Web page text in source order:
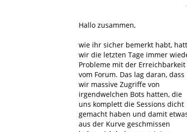
Hallo zusammen,
wie ihr sicher bemerkt habt,
wir die letzten Tage immer
Probleme mit der Erreichbarkeit
vom Forum. Das lag daran, dass
wir massive Zugriffe von
irgendwelchen Bots hatten, die
uns komplett die Sessions dicht
gemacht haben und damit
aus der Kurve geschmissen